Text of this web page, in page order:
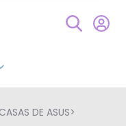
DE ASUS>